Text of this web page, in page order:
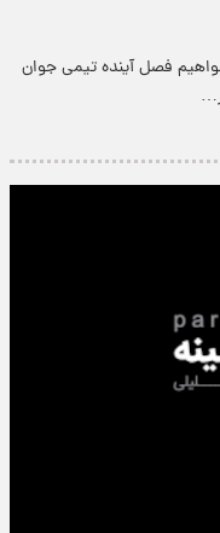
فصل آینده تیمی جوان